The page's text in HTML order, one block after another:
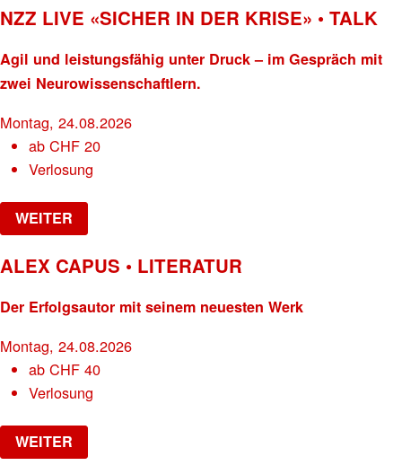
NZZ LIVE «SICHER IN DER KRISE» • TALK
Agil und leistungsfähig unter Druck – im Gespräch mit
zwei Neurowissenschaftlern.
Montag, 24.08.2026
abCHF 20
Verlosung
WEITER
ALEX CAPUS • LITERATUR
Der Erfolgsautor mit seinem neuesten Werk
Montag, 24.08.2026
abCHF 40
Verlosung
WEITER